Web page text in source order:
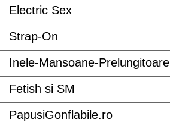
Electric Sex
Strap-On
Inele-Mansoane-Prelungitoare
Fetish si SM
PapusiGonflabile.ro